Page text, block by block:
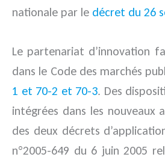
nationale par le décret du 26
Le partenariat d’innovation
dans le Code des marchés
1 et 70-2 et 70-3. Des
intégrées dans les nouveaux
des deux décrets
n°2005-649 du 6 juin 2005